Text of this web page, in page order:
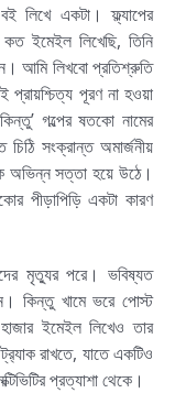
একটা। ফ্ল্যাপের
ইমেইল লিখেছি, তিনি
আমি লিখবো প্রতিশ্রুতি
পূরণ না হওয়া
গল্পের ষতকো নামের
সংক্রান্ত অমার্জনীয়
অভিন্ন সত্তা হয়ে উঠে।
পীড়াপিড়ি একটা কারণ
মৃত্যুর পরে। ভবিষ্যত
কিন্তু খামে ভরে পোস্ট
ইমেইল লিখেও তার
রাখতে, যাতে একটিও
প্রত্যাশা থেকে।